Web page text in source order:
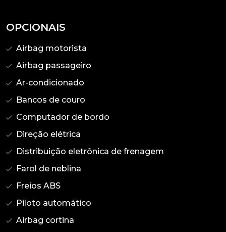
OPCIONAIS
Airbag motorista
Airbag passageiro
Ar-condicionado
Bancos de couro
Computador de bordo
Direção elétrica
Distribuição eletrônica de frenagem
Farol de neblina
Freios ABS
Piloto automático
Airbag cortina